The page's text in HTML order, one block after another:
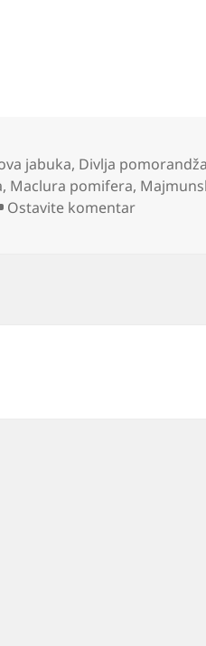
jabuka, Divlja pomorandža
, Maclura pomifera,
Ostavite komentarna Da li